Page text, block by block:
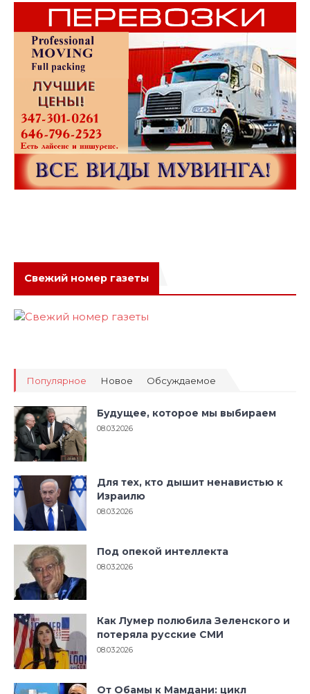
Свежий номер газеты
Популярное Новое Обсуждаемое
Будущее, которое мы выбираем
08.03.2026
Для тех, кто дышит ненавистью к
Израилю
08.03.2026
Под опекой интеллекта
08.03.2026
Как Лумер полюбила Зеленского и
потеряла русские СМИ
08.03.2026
От Обамы к Мамдани: цикл